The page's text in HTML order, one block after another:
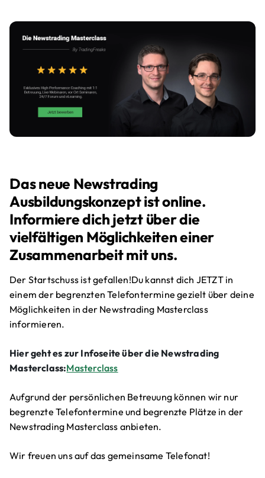
Das neue Newstrading
Ausbildungskonzept ist online.
Informiere dich jetzt über die
vielfältigen Möglichkeiten einer
Zusammenarbeit mit uns.
Der Startschuss ist gefallen!Du kannst dich JETZT in
einem der begrenzten Telefontermine gezielt über deine
Möglichkeiten in der Newstrading Masterclass
informieren.
Hier geht es zur Infoseite über die Newstrading
Masterclass:Masterclass
Aufgrund der persönlichen Betreuung können wir nur
begrenzte Telefontermine und begrenzte Plätze in der
Newstrading Masterclass anbieten.
Wir freuen uns auf das gemeinsame Telefonat!